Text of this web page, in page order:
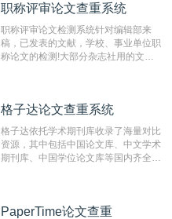
检测速度快、精度高，市场反映良好。
职称评审论文查重系统
职称评审论文检测系统针对编辑部来
稿，已发表的文献，学校、事业单位职
称论文的检测!大部分杂志社用的文献
编辑部检测来稿和已发表的文献,检测
测时注意填写第一作者,才能排除已发
表文献复制比。（限制字符数1万）
格子达论文查重系统
格子达依托学术期刊库收录了海量对比
资源，其中包括中国论文库、中文学术
期刊库、中国学位论文库等国内齐全的
系统，可检测中文、英文两种语言的论
PaperTime论文查重